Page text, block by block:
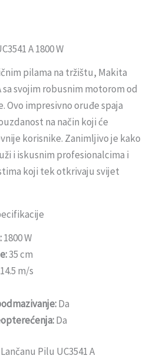
A 1800 W
pilama na tržištu, Makita
sa svojim robusnim motorom od
Ovo impresivno oruđe spaja
na način koji će
korisnike. Zanimljivo je kako
i iskusnim profesionalcima i
koji tek otkrivaju svijet
1800 W
35 cm
14.5 m/s
Da
Da
Pilu UC3541 A